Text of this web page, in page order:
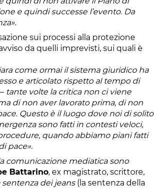
e quindi successe l’evento. Da
.
sui processi alla protezione
da quelli imprevisti, sui quali è
come ormai il sistema giuridico ha
e articolato rispetto al tempo di
tante volte la critica non ci viene
di non aver lavorato prima, di non
Questo è il luogo dove noi di solito
sono fatti in contesti veloci,
quando abbiamo piani fatti
pace».
comunicazione mediatica sono
Battarino, ex magistrato, scrittore,
dei jeans(la sentenza della